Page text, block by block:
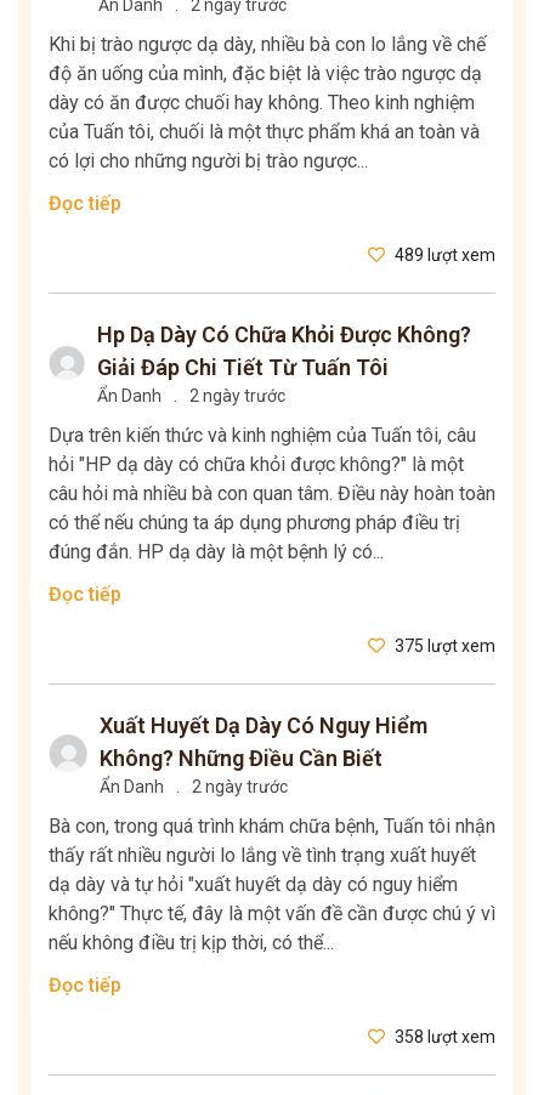
Ẩn Danh 2 ngày trước
Khi bị trào ngược dạ dày, nhiều bà con lo lắng về chế
độ ăn uống của mình, đặc biệt là việc trào ngược dạ
dày có ăn được chuối hay không. Theo kinh nghiệm
của Tuấn tôi, chuối là một thực phẩm khá an toàn và
có lợi cho những người bị trào ngược...
Đọc tiếp
489 lượt xem
Hp Dạ Dày Có Chữa Khỏi Được Không?
Giải Đáp Chi Tiết Từ Tuấn Tôi
Ẩn Danh 2 ngày trước
Dựa trên kiến thức và kinh nghiệm của Tuấn tôi, câu
hỏi "HP dạ dày có chữa khỏi được không?" là một
câu hỏi mà nhiều bà con quan tâm. Điều này hoàn toàn
có thể nếu chúng ta áp dụng phương pháp điều trị
đúng đắn. HP dạ dày là một bệnh lý có...
Đọc tiếp
375 lượt xem
Xuất Huyết Dạ Dày Có Nguy Hiểm
Không? Những Điều Cần Biết
Ẩn Danh 2 ngày trước
Bà con, trong quá trình khám chữa bệnh, Tuấn tôi nhận
thấy rất nhiều người lo lắng về tình trạng xuất huyết
dạ dày và tự hỏi "xuất huyết dạ dày có nguy hiểm
không?" Thực tế, đây là một vấn đề cần được chú ý vì
nếu không điều trị kịp thời, có thể...
Đọc tiếp
358 lượt xem